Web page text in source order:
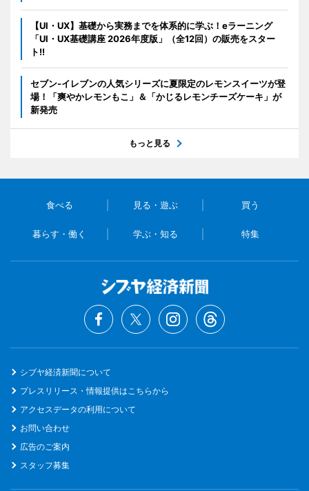
【UI・UX】基礎から実務までを体系的に学ぶ！eラーニング
「UI・UX基礎講座 2026年度版」（全12回）の販売をスター
ト!!
セブン‐イレブンの人気シリーズに夏限定のレモンスイーツが登
場！「爽やかレモンもこ」＆「かじるレモンチーズケーキ」が
新発売
もっと見る
食べる 見る・遊ぶ 買う
暮らす・働く 学ぶ・知る 特集
シブヤ経済新聞について
プレスリリース・情報提供はこちらから
アクセスデータの利用について
お問い合わせ
広告のご案内
スタッフ募集